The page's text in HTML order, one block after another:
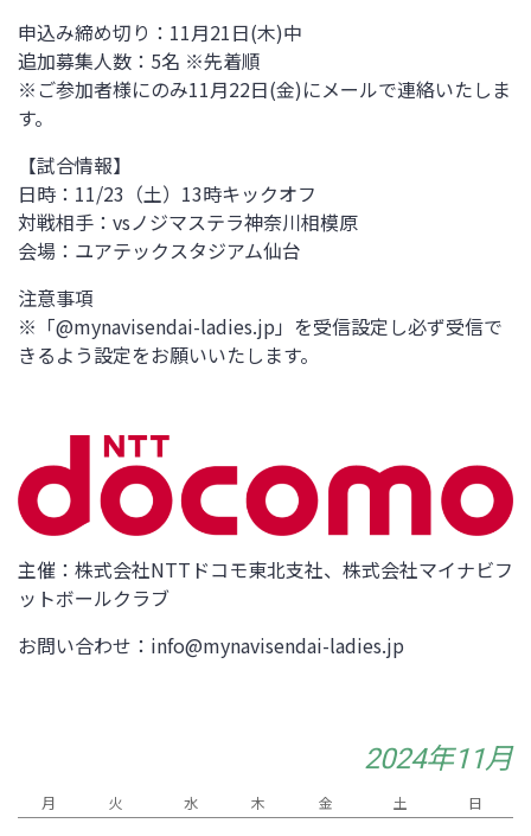
申込み締め切り：11月21日(木)中
追加募集人数：5名 ※先着順
※ご参加者様にのみ11月22日(金)にメールで連絡いたしま
す。
【試合情報】
日時：11/23（土）13時キックオフ
対戦相手：vsノジマステラ神奈川相模原
会場：ユアテックスタジアム仙台
注意事項
※「@mynavisendai-ladies.jp」を受信設定し必ず受信で
きるよう設定をお願いいたします。
主催：株式会社NTTドコモ東北支社、株式会社マイナビフ
ットボールクラブ
お問い合わせ：info@mynavisendai-ladies.jp
2024年11月
月 火 水 木 金 土 日